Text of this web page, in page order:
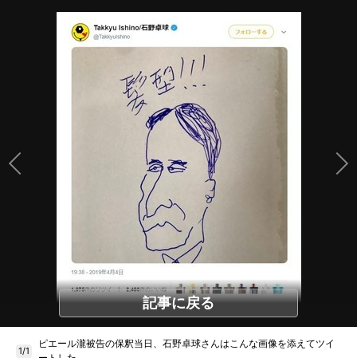
記事に戻る
1/1
ピエール瀧被告の保釈当日、石野卓球さんはこんな画像を添えてツイ